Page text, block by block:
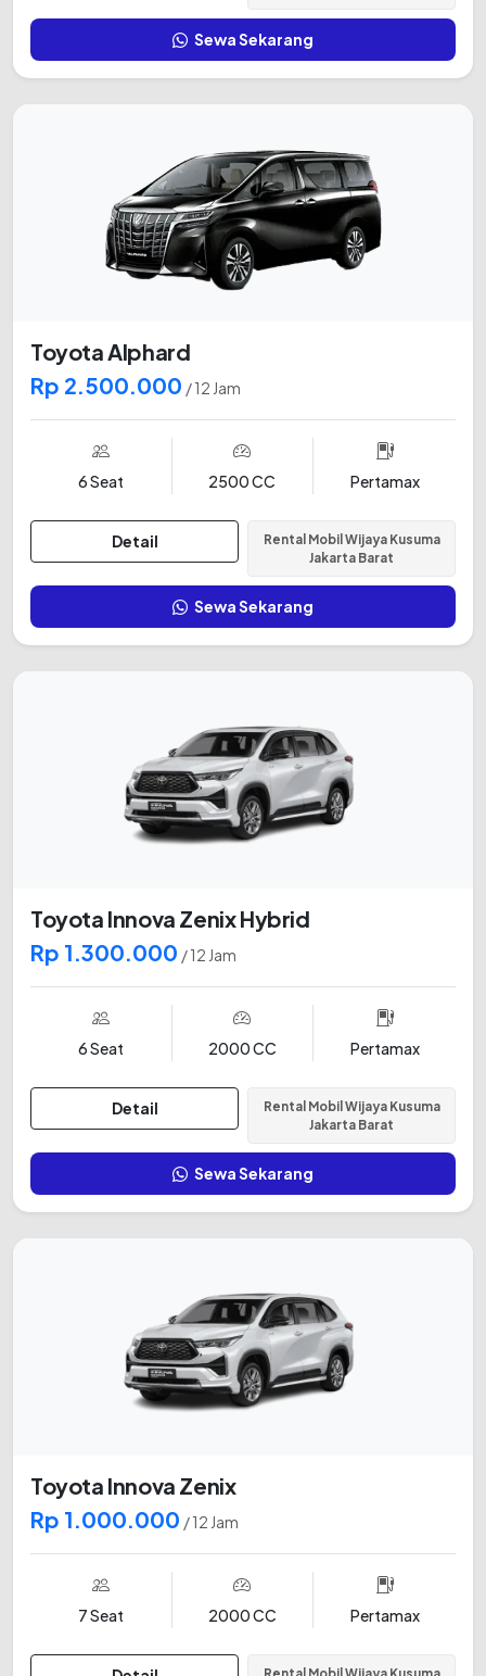
Sewa Sekarang
Toyota Alphard
Rp 2.500.000 / 12 Jam
6 Seat 2500 CC Pertamax
Detail
Rental Mobil Wijaya Kusuma
Jakarta Barat
Sewa Sekarang
Toyota Innova Zenix Hybrid
Rp 1.300.000 / 12 Jam
6 Seat 2000 CC Pertamax
Detail
Rental Mobil Wijaya Kusuma
Jakarta Barat
Sewa Sekarang
Toyota Innova Zenix
Rp 1.000.000 / 12 Jam
7 Seat 2000 CC Pertamax